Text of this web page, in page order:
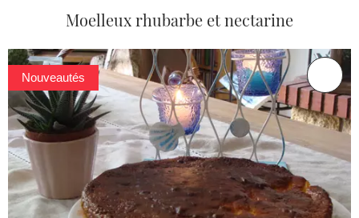
Moelleux rhubarbe et nectarine
Nouveautés